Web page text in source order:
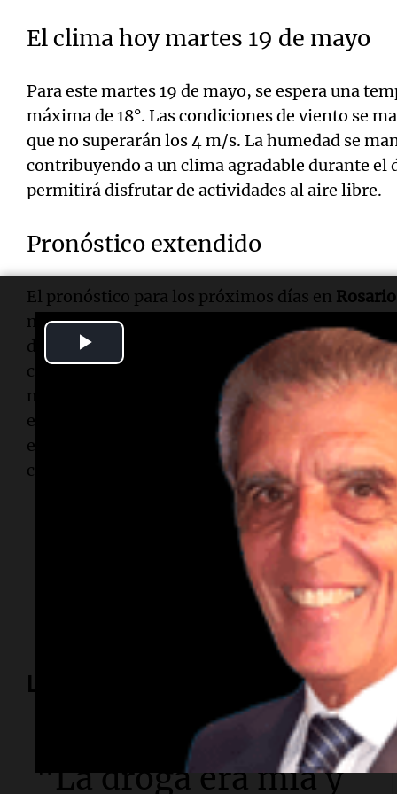
El clima hoy martes 19 de mayo
Para este martes 19 de mayo, se espera una
máxima de 18°. Las condiciones de viento se
que no superarán los 4 m/s. La humedad se
contribuyendo a un clima agradable durante el
permitirá disfrutar de actividades al aire libre.
Pronóstico extendido
El pronóstico para los próximos días en Rosario
mayo la mínima será de 7° y la máxima de 17°,
de mayo, se anticipa una mínima de 7° y una
cubriendo el cielo. Para el viernes 22 de mayo,
máxima de 17°, con cielo parcialmente nublado.
espera una mínima de 9° y una máxima de
el domingo 24 de mayo, la mínima será de 9° y
cubierto.
tiempo meteorología
Lo más visto
"La droga era mía y